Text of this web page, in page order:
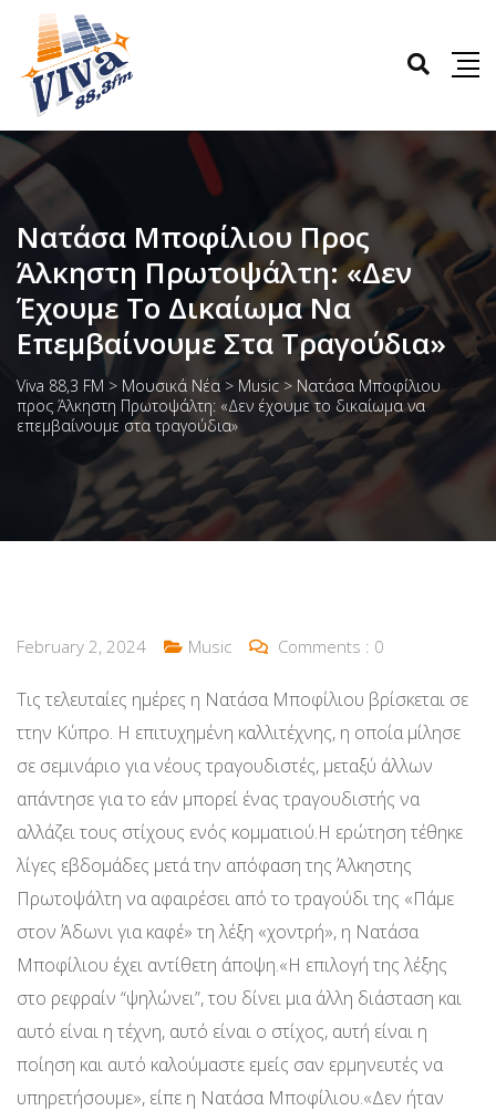
Νατάσα Μποφίλιου Προς
Άλκηστη Πρωτοψάλτη: «Δεν
Έχουμε Το Δικαίωμα Να
Επεμβαίνουμε Στα Τραγούδια»
Viva 88,3 FM > Μουσικά Νέα > Music > Νατάσα Μποφίλιου
προς Άλκηστη Πρωτοψάλτη: «Δεν έχουμε το δικαίωμα να
επεμβαίνουμε στα τραγούδια»
February 2, 2024 Music Comments : 0
Τις τελευταίες ημέρες η Νατάσα Μποφίλιου βρίσκεται σε
ττην Κύπρο. Η επιτυχημένη καλλιτέχνης, η οποία μίλησε
σε σεμινάριο για νέους τραγουδιστές, μεταξύ άλλων
απάντησε για το εάν μπορεί ένας τραγουδιστής να
αλλάζει τους στίχους ενός κομματιού.Η ερώτηση τέθηκε
λίγες εβδομάδες μετά την απόφαση της Άλκηστης
Πρωτοψάλτη να αφαιρέσει από το τραγούδι της «Πάμε
στον Άδωνι για καφέ» τη λέξη «χοντρή», η Νατάσα
Μποφίλιου έχει αντίθετη άποψη.«Η επιλογή της λέξης
στο ρεφραίν “ψηλώνει”, του δίνει μια άλλη διάσταση και
αυτό είναι η τέχνη, αυτό είναι ο στίχος, αυτή είναι η
ποίηση και αυτό καλούμαστε εμείς σαν ερμηνευτές να
υπηρετήσουμε», είπε η Νατάσα Μποφίλιου.«Δεν ήταν